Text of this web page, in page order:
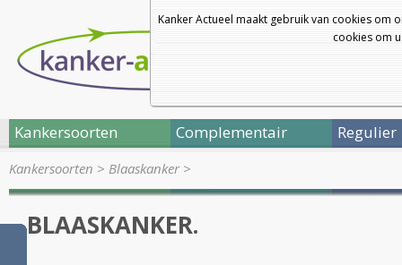
Kanker Actueel maakt gebruik van cookies
cookies om
Kankersoorten Complementair Regulier
Kankersoorten > Blaaskanker>
BLAASKANKER.